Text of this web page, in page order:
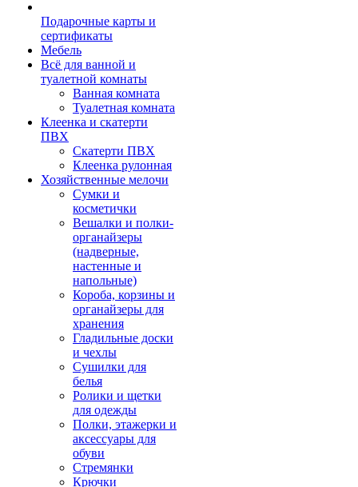
Подарочные карты и
сертификаты
Мебель
Всё для ванной и
туалетной комнаты
Ванная комната
Туалетная комната
Клеенка и скатерти
ПВХ
Скатерти ПВХ
Клеенка рулонная
Хозяйственные мелочи
Сумки и
косметички
Вешалки и полки-
органайзеры
(надверные,
настенные и
напольные)
Короба, корзины и
органайзеры для
хранения
Гладильные доски
и чехлы
Сушилки для
белья
Ролики и щетки
для одежды
Полки, этажерки и
аксессуары для
обуви
Стремянки
Крючки